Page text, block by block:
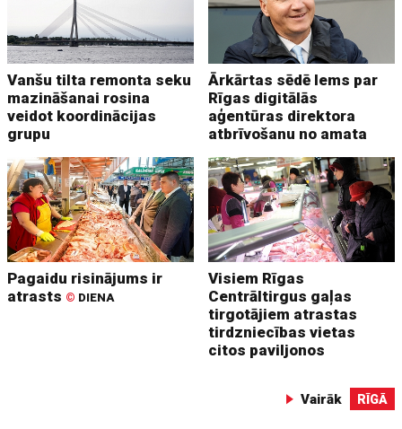
Vanšu tilta remonta seku
mazināšanai rosina
veidot koordinācijas
grupu
Ārkārtas sēdē lems par
Rīgas digitālās
aģentūras direktora
atbrīvošanu no amata
Pagaidu risinājums ir
atrasts © DIENA
Visiem Rīgas
Centrāltirgus gaļas
tirgotājiem atrastas
tirdzniecības vietas
citos paviljonos
Vairāk RĪGĀ